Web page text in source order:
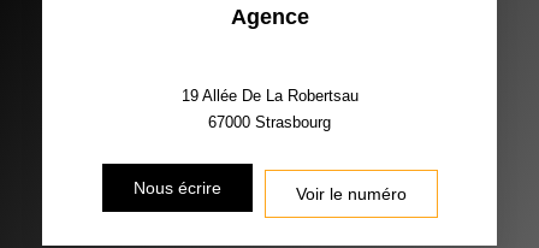
Agence
19 Allée De La Robertsau
67000 Strasbourg
Nous écrire Voir le numéro